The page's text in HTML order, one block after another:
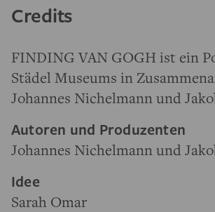
Credits
FINDING VAN GOGH ist ein
Städel Museums in
Johannes Nichelmann und
Autoren und Produzenten
Johannes Nichelmann und
Idee
Sarah Omar